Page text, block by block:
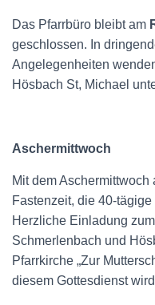
Das Pfarrbüro bleibt am
geschlossen. In
Angelegenheiten
Hösbach St, Michael
Aschermittwoch
Mit dem
Fastenzeit, die 40-
Herzliche Einladung
Schmerlenbach und
Pfarrkirche „Zur
diesem Gottesdienst